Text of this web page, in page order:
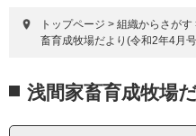
トップページ > 組織からさがす
畜育成牧場だより(令和2年4月
文 浅間家畜育成牧場